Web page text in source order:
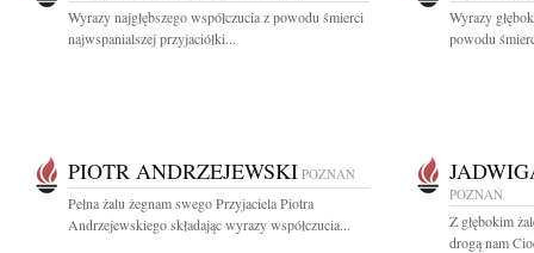
Wyrazy najgłębszego współczucia z powodu śmierci
najwspanialszej przyjaciółki...
Wyrazy
powodu
PIOTR ANDRZEJEWSKI POZNAŃ
Pełna żalu żegnam swego Przyjaciela Piotra
Andrzejewskiego składając wyrazy współczucia...
POZNAŃ
Z głębokim
drogą nam